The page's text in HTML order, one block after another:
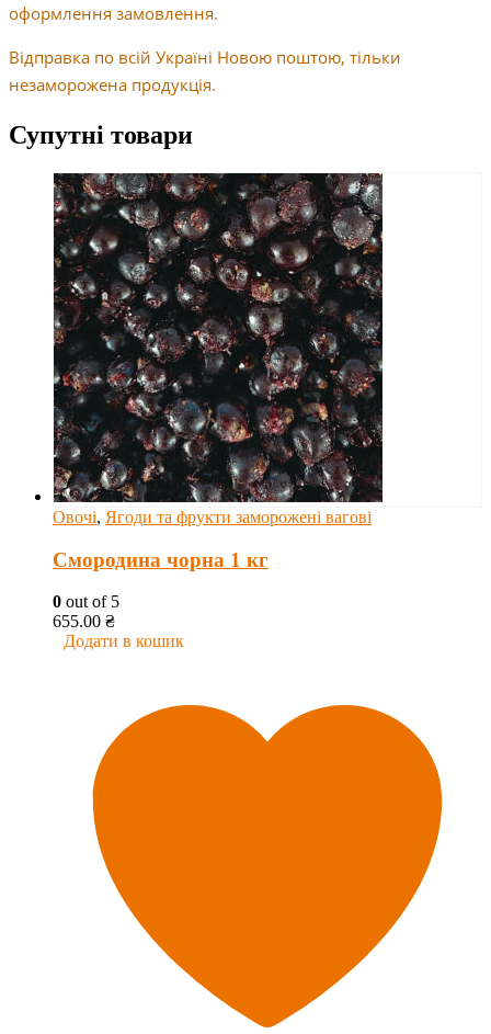
оформлення замовлення.
Відправка по всій Україні Новою поштою, тільки
незаморожена продукція.
Супутні товари
Овочі, Ягоди та фрукти заморожені вагові
Смородина чорна 1 кг
0 out of 5
655.00 ₴
Додати в кошик